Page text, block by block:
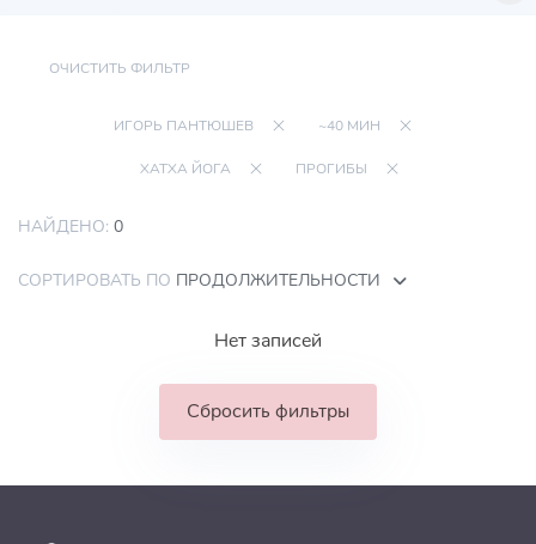
ОЧИСТИТЬ ФИЛЬТР
ИГОРЬ ПАНТЮШЕВ ~40 МИН
ХАТХА ЙОГА ПРОГИБЫ
НАЙДЕНО: 0
СОРТИРОВАТЬ ПО ПРОДОЛЖИТЕЛЬНОСТИ
Нет записей
Сбросить фильтры